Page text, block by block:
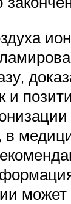
и
в